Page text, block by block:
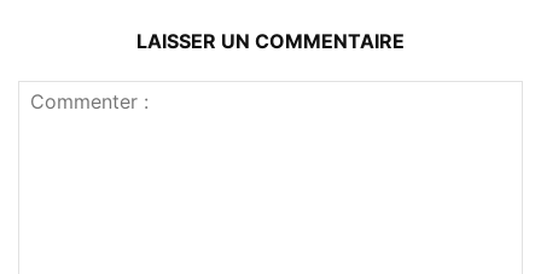
LAISSER UN COMMENTAIRE